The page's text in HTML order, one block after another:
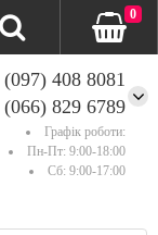
(097) 408 8081
(066) 829 6789
Графік роботи:
Пн-Пт: 9:00-18:00
Сб: 9:00-17:00
0